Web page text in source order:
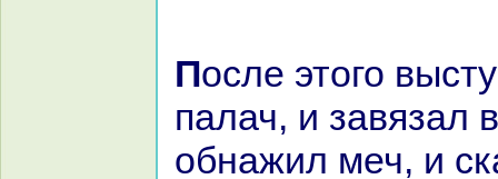
После этого выступил вперёд
палач, и завязал
обнaжил меч, и